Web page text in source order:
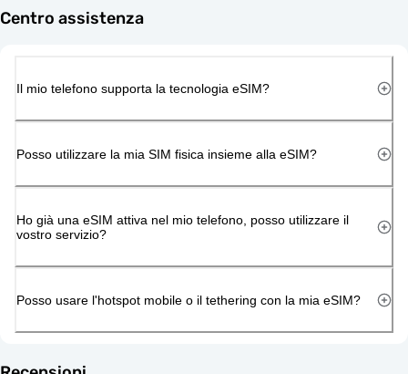
Centro assistenza
Il mio telefono supporta la tecnologia eSIM?
Posso utilizzare la mia SIM fisica insieme alla eSIM?
Ho già una eSIM attiva nel mio telefono, posso utilizzare il
vostro servizio?
Posso usare l'hotspot mobile o il tethering con la mia eSIM?